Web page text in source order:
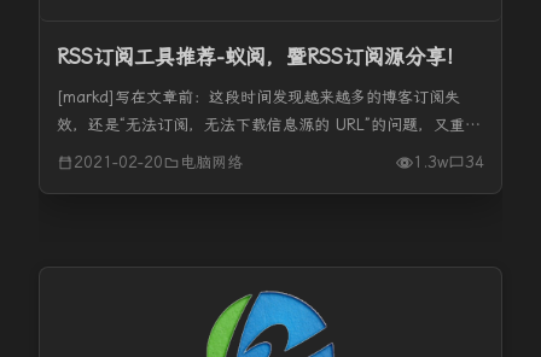
RSS订阅工具推荐-蚁阅，暨RSS订阅源分享！
[markd]写在文章前：这段时间发现越来越多的博客订阅失
效，还是“无法订阅，无法下载信息源的 URL”的问题，又重新
安装了miniflux、freshrss再进行折腾，也是同样问题。但是
2021-02-20 电脑网络 1.3w 34